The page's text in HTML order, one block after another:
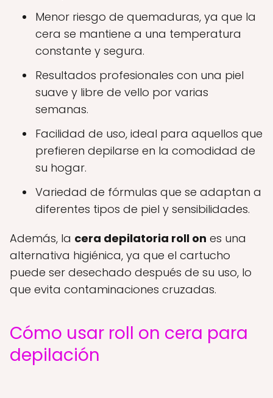
Menor riesgo de quemaduras, ya que la
cera se mantiene a una temperatura
constante y segura.
Resultados profesionales con una piel
suave y libre de vello por varias
semanas.
Facilidad de uso, ideal para aquellos que
prefieren depilarse en la comodidad de
su hogar.
Variedad de fórmulas que se adaptan a
diferentes tipos de piel y sensibilidades.
Además, la cera depilatoria roll on es una
alternativa higiénica, ya que el cartucho
puede ser desechado después de su uso, lo
que evita contaminaciones cruzadas.
Cómo usar roll on cera para
depilación